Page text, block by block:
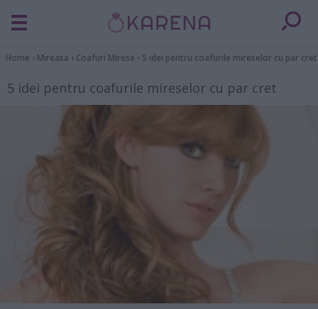
Home › Mireasa › Coafuri Mirese › 5 idei pentru coafurile mireselor cu par cret
5 idei pentru coafurile mireselor cu par cret